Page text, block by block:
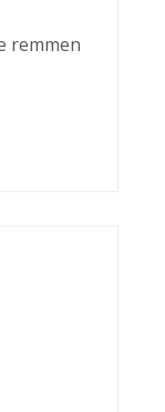
remmen